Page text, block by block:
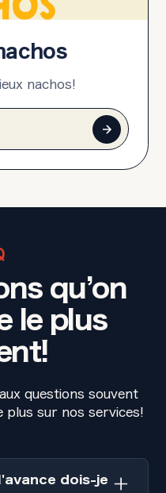
nachos!
qu’on
le plus
questions souvent
sur nos services!
dois-je